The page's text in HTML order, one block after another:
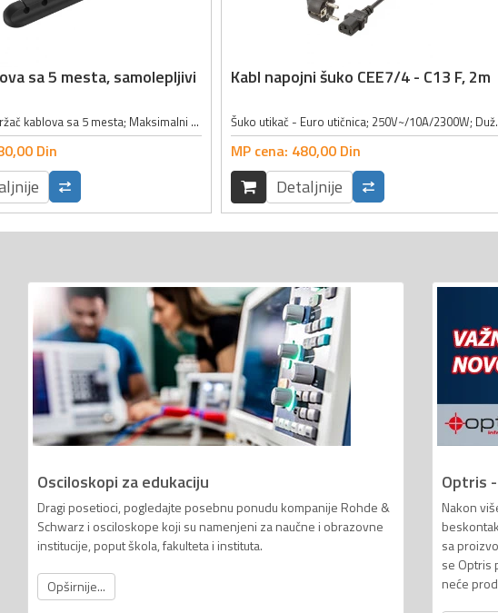
sa 5 mesta, samolepljivi
Samolepljivi držač kablova sa 5 mesta; Maksimalni ukupni prečnik kablova: 5mm; Boja: crna;
00 Din
Kabl napojni šuko CEE7/4 - C13 F, 2m
Šuko utikač - Euro
MP cena: 480,00 Din
Detaljnije
Osciloskopi za edukaciju
Dragi posetioci, pogledajte posebnu ponudu kompanije Rohde &
Schwarz i osciloskope koji su namenjeni za naučne i obrazovne
institucije, poput škola, fakulteta i instituta.
Opširnije...
Optris
Nakon
sa
se Optris
neće